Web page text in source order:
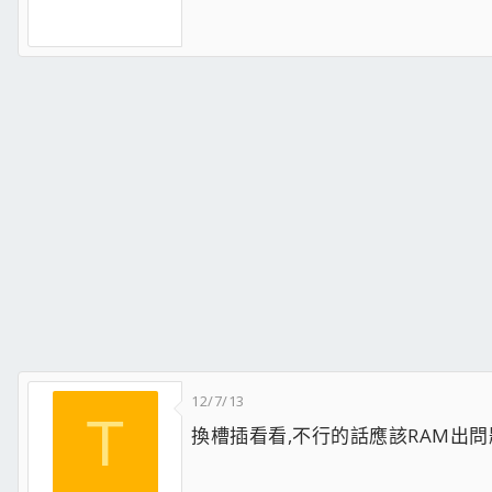
T
12/7/13
換槽插看看,不行的話應該RAM出